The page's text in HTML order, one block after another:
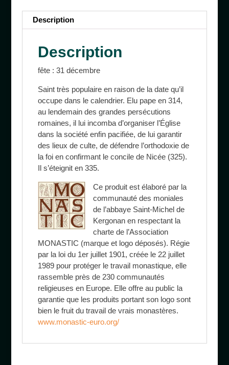
Description
Description
fête : 31 décembre
Saint très populaire en raison de la date qu’il
occupe dans le calendrier. Elu pape en 314,
au lendemain des grandes persécutions
romaines, il lui incomba d’organiser l’Église
dans la société enfin pacifiée, de lui garantir
des lieux de culte, de défendre l’orthodoxie de
la foi en confirmant le concile de Nicée (325).
Il s’éteignit en 335.
Ceproduit est élaboré par la
communauté des moniales
de l’abbaye Saint-Michel de
Kergonan en respectant la
charte de l’Association
MONASTIC (marque et logo déposés). Régie
par la loi du 1er juillet 1901, créée le 22 juillet
1989 pour protéger le travail monastique, elle
rassemble près de 230 communautés
religieuses en Europe. Elle offre au public la
garantie que les produits portant son logo sont
bien le fruit du travail de vrais monastères.
www.monastic-euro.org/